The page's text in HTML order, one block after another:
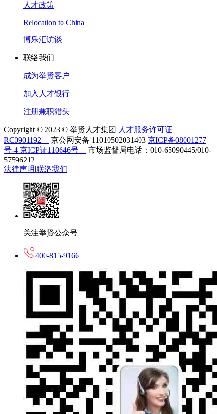
人才政策
Relocation to China
博乐汇访谈
联络我们
成为举贤客户
加入人才银行
注册兼职猎头
Copyright © 2023 © 举贤人才集团 人才服务许可证
RC0901192
京公网安备 11010502031403 京ICP备08001277
号-4 京ICP证110646号
市场监督局电话：010-65090445/010-
57596212
法律声明|联络我们
关注举贤公众号
400-815-9166